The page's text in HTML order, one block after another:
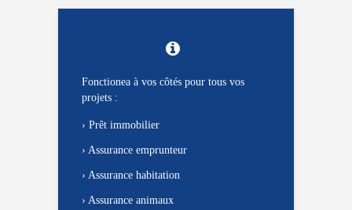
Fonctionea à vos côtés pour tous vos
projets :
› Prêt immobilier
› Assurance emprunteur
› Assurance habitation
› Assurance animaux